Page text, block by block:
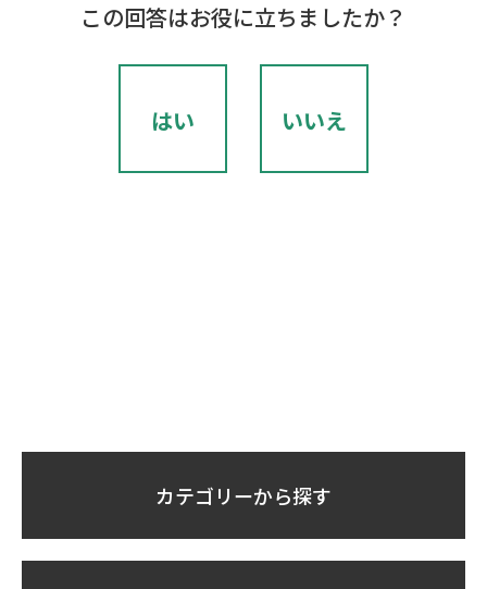
この回答はお役に立ちましたか？
はい いいえ
カテゴリーから探す